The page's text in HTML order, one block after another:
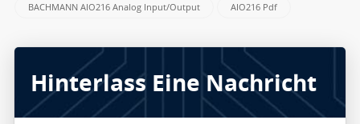
BACHMANN AIO216 Analog Input/Output AIO216 Pdf
Hinterlass Eine Nachricht